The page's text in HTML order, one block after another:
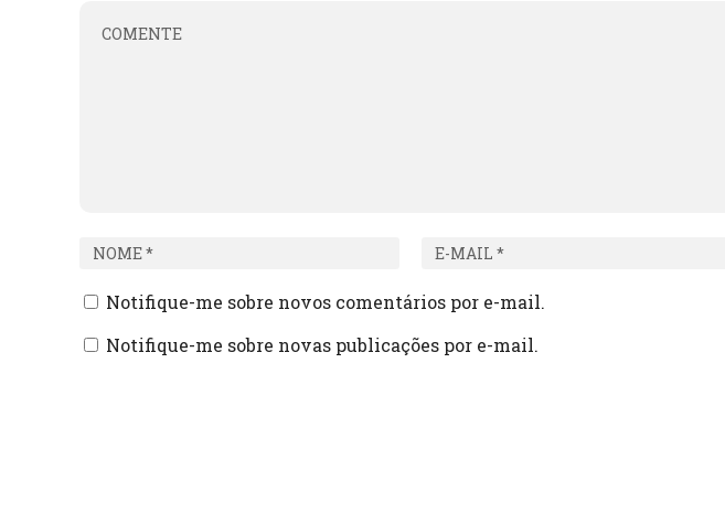
Notifique-me sobre novos comentários por e-mail.
Notifique-me sobre novas publicações por e-mail.